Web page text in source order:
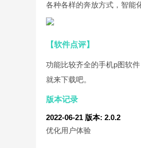
各种各样的奔放方式，智能
【软件点评】
功能比较齐全的手机p图软
就来下载吧。
版本记录
2022-06-21 版本: 2.0.2
优化用户体验